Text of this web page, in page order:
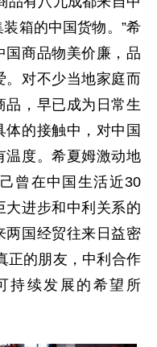
箱的中国货物。”希
国商品物美价廉，品
。对不少当地家庭而
，早已成为日常生
的接触中，对中国
温度。希夏姆激动地
曾在中国生活近30
大进步和中利关系的
两国经贸往来日益密
正的朋友，中利合作
持续发展的希望所